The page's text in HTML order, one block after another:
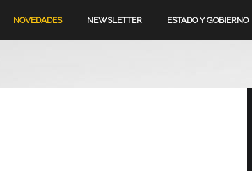
NOVEDADES NEWSLETTER ESTADO Y GOBIERNO